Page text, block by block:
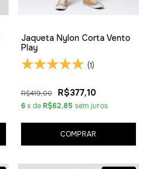
Jaqueta Nylon Corta Vento
Play
(1)
R$419,00 R$377,10
6 x de R$62,85 sem juros
COMPRAR